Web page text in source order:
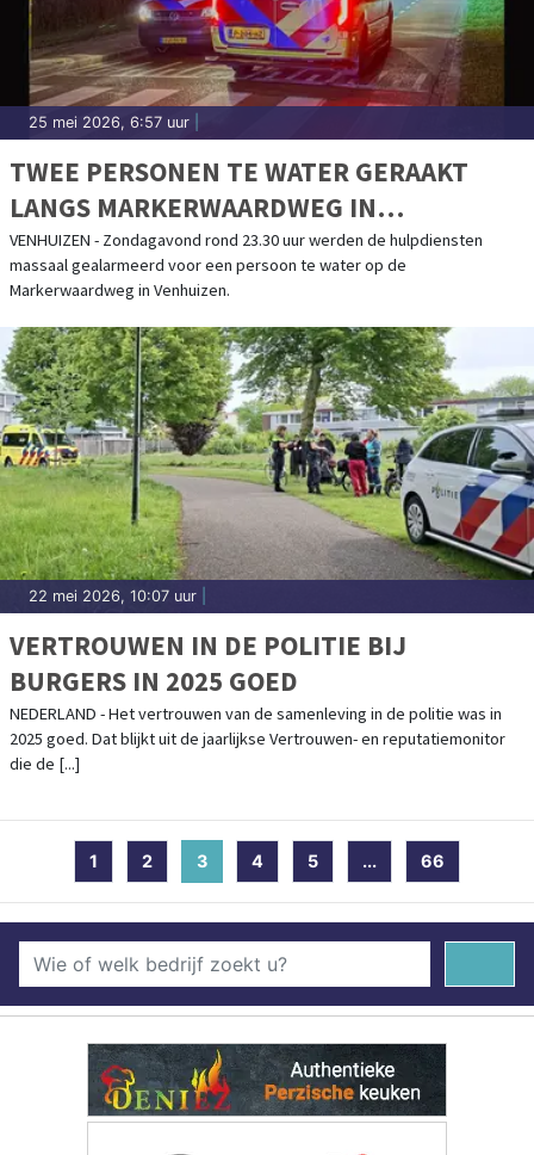
25 mei 2026, 6:57 uur
TWEE PERSONEN TE WATER GERAAKT
LANGS MARKERWAARDWEG IN
VENHUIZEN
VENHUIZEN - Zondagavond rond 23.30 uur werden de hulpdiensten
massaal gealarmeerd voor een persoon te water op de
Markerwaardweg in Venhuizen.
22 mei 2026, 10:07 uur
VERTROUWEN IN DE POLITIE BIJ
BURGERS IN 2025 GOED
NEDERLAND - Het vertrouwen van de samenleving in de politie was in
2025 goed. Dat blijkt uit de jaarlijkse Vertrouwen- en reputatiemonitor
die de [...]
1 2 3 (current)
4 5 ... 66